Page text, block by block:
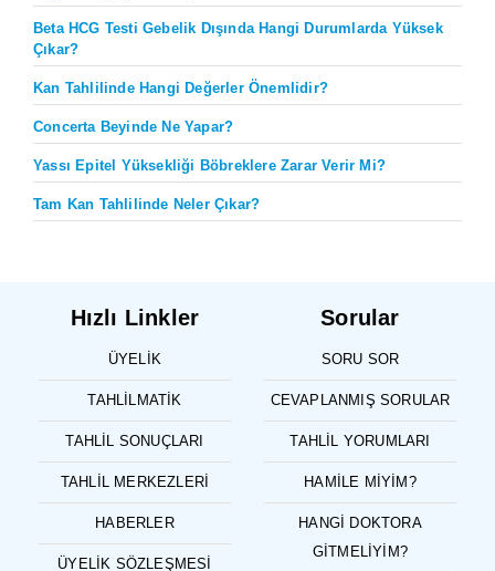
Beta HCG Testi Gebelik Dışında Hangi Durumlarda Yüksek
Çıkar?
Kan Tahlilinde Hangi Değerler Önemlidir?
Concerta Beyinde Ne Yapar?
Yassı Epitel Yüksekliği Böbreklere Zarar Verir Mi?
Tam Kan Tahlilinde Neler Çıkar?
Hızlı Linkler
ÜYELIK
TAHLILMATIK
TAHLIL SONUÇLARI
TAHLIL MERKEZLERI
HABERLER
ÜYELIK SÖZLEŞMESI
Sorular
SORU SOR
CEVAPLANMIŞ SORULAR
TAHLIL YORUMLARI
HAMILE MIYIM?
HANGI DOKTORA
GITMELIYIM?